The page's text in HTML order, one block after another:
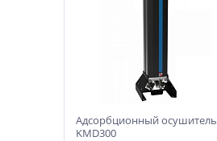
Адсорбционный осушитель
KMD300